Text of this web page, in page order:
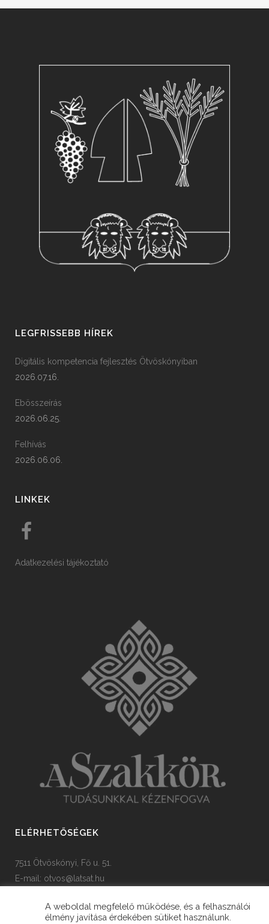
LEGFRISSEBB HÍREK
Digitális kompetencia fejlesztés Ötvöskónyiban
2026.07.16.
Ebösszeírás
2026.06.25.
Felhívás
2026.06.06.
LINKEK
Adatkezelési tájékoztató
ELÉRHETŐSÉGEK
7511 Ötvöskónyi, Fő u. 51.
E-mail: otvos@latsat.hu
A weboldal megfelelő működése, és a felhasználói
élmény javítása érdekében sütiket használunk.